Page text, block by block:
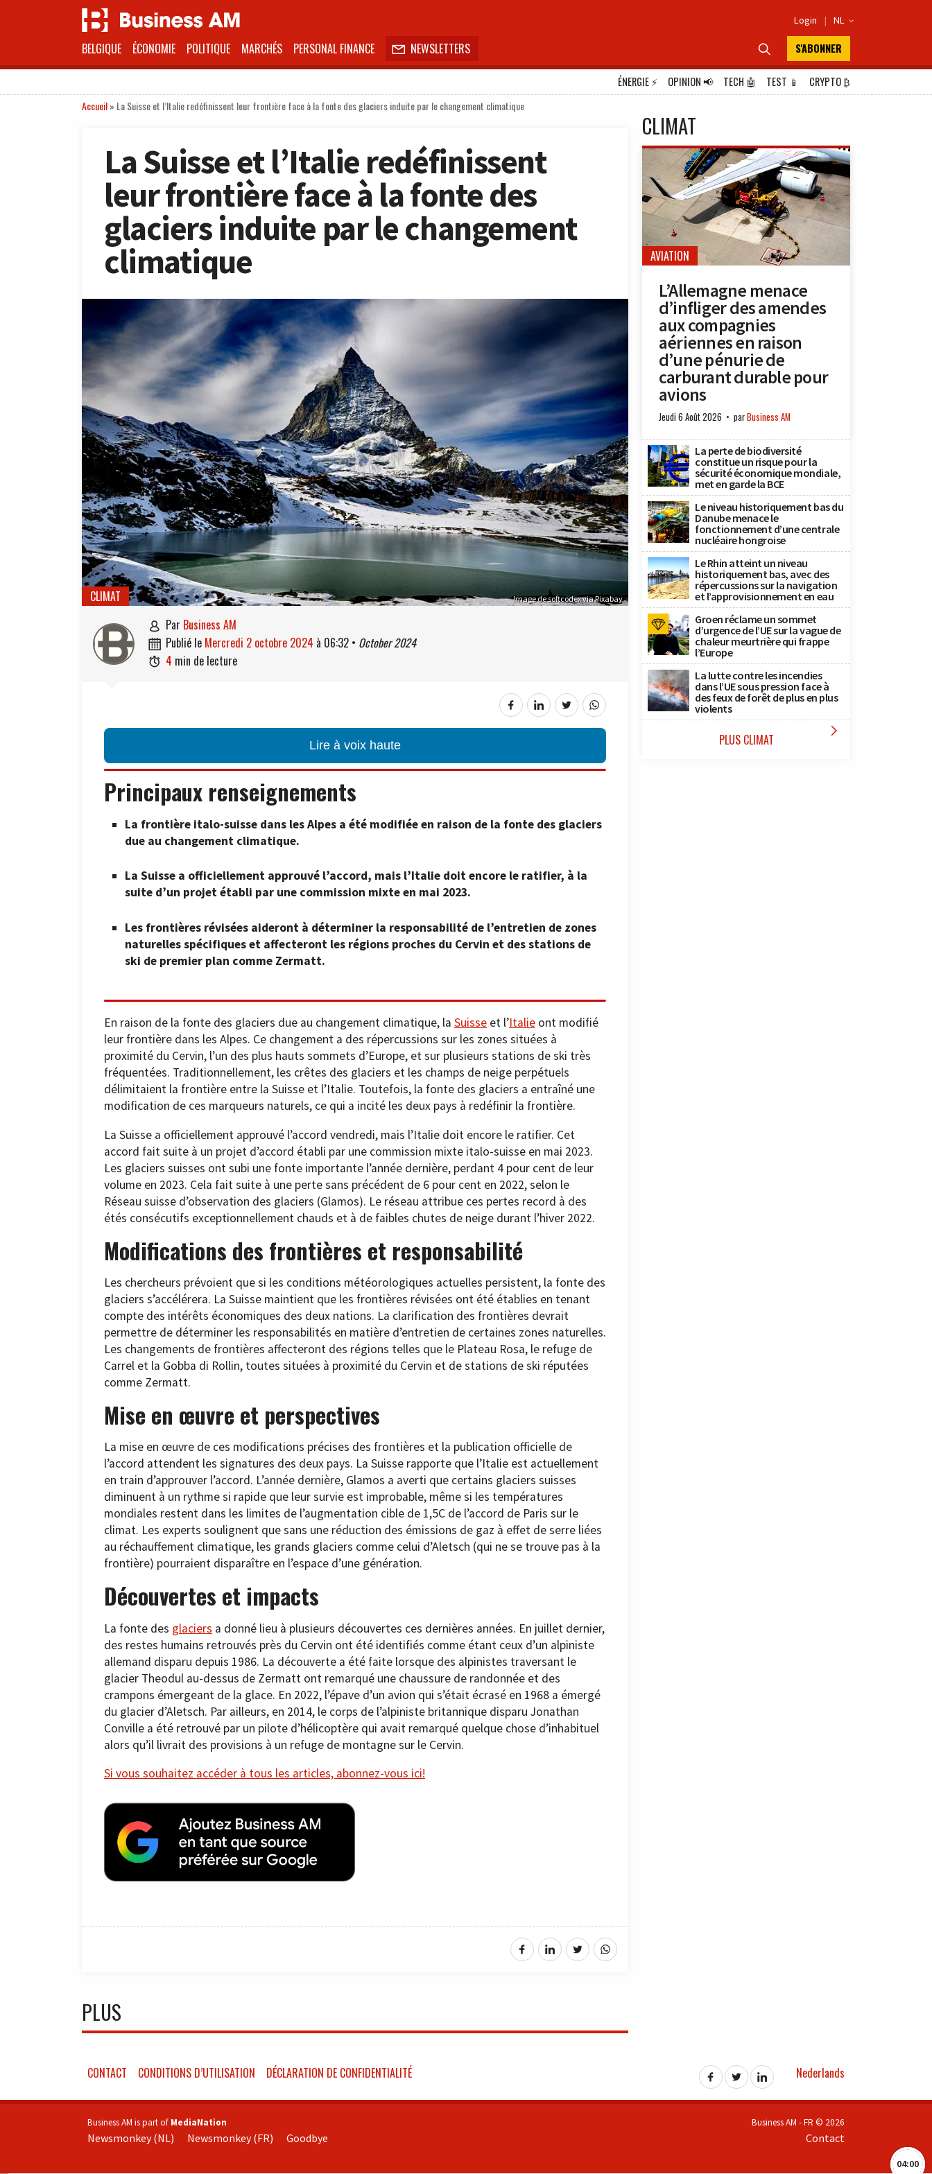
Login | NL 
BELGIQUE ÉCONOMIE POLITIQUE MARCHÉS PERSONAL FINANCE  NEWSLETTERS  S'ABONNER
ÉNERGIE⚡ OPINION📢 TECH 🤖 TEST 📱 CRYPTO₿
Accueil» La Suisse et l’Italie redéfinissent leur frontière face à la fonte des glaciers induite par le changement climatique
La Suisse et l’Italie redéfinissent
leur frontière face à la fonte des
glaciers induite par le changement
climatique
Image de softcodex via Pixabay
CLIMAT
 par Business AM
 publié le mercredi 2 octobre 2024 à 06:32 • October 2024
 4 min de lecture
Lire à voix haute
Principaux renseignements
La frontière italo-suisse dans les Alpes a été modifiée en raison de la fonte des glaciers
due au changement climatique.
La Suisse a officiellement approuvé l’accord, mais l’Italie doit encore le ratifier, à la
suite d’un projet établi par une commission mixte en mai 2023.
Les frontières révisées aideront à déterminer la responsabilité de l’entretien de zones
naturelles spécifiques et affecteront les régions proches du Cervin et des stations de
ski de premier plan comme Zermatt.
En raison de la fonte des glaciers due au changement climatique, la Suisse et l’Italie ont modifié
leur frontière dans les Alpes. Ce changement a des répercussions sur les zones situées à
proximité du Cervin, l’un des plus hauts sommets d’Europe, et sur plusieurs stations de ski très
fréquentées. Traditionnellement, les crêtes des glaciers et les champs de neige perpétuels
délimitaient la frontière entre la Suisse et l’Italie. Toutefois, la fonte des glaciers a entraîné une
modification de ces marqueurs naturels, ce qui a incité les deux pays à redéfinir la frontière.
La Suisse a officiellement approuvé l’accord vendredi, mais l’Italie doit encore le ratifier. Cet
accord fait suite à un projet d’accord établi par une commission mixte italo-suisse en mai 2023.
Les glaciers suisses ont subi une fonte importante l’année dernière, perdant 4 pour cent de leur
volume en 2023. Cela fait suite à une perte sans précédent de 6 pour cent en 2022, selon le
Réseau suisse d’observation des glaciers (Glamos). Le réseau attribue ces pertes record à des
étés consécutifs exceptionnellement chauds et à de faibles chutes de neige durant l’hiver 2022.
Modifications des frontières et responsabilité
Les chercheurs prévoient que si les conditions météorologiques actuelles persistent, la fonte des
glaciers s’accélérera. La Suisse maintient que les frontières révisées ont été établies en tenant
compte des intérêts économiques des deux nations. La clarification des frontières devrait
permettre de déterminer les responsabilités en matière d’entretien de certaines zones naturelles.
Les changements de frontières affecteront des régions telles que le Plateau Rosa, le refuge de
Carrel et la Gobba di Rollin, toutes situées à proximité du Cervin et de stations de ski réputées
comme Zermatt.
Mise en œuvre et perspectives
La mise en œuvre de ces modifications précises des frontières et la publication officielle de
l’accord attendent les signatures des deux pays. La Suisse rapporte que l’Italie est actuellement
en train d’approuver l’accord. L’année dernière, Glamos a averti que certains glaciers suisses
diminuent à un rythme si rapide que leur survie est improbable, même si les températures
mondiales restent dans les limites de l’augmentation cible de 1,5C de l’accord de Paris sur le
climat. Les experts soulignent que sans une réduction des émissions de gaz à effet de serre liées
au réchauffement climatique, les grands glaciers comme celui d’Aletsch (qui ne se trouve pas à la
frontière) pourraient disparaître en l’espace d’une génération.
Découvertes et impacts
La fonte des glaciers a donné lieu à plusieurs découvertes ces dernières années. En juillet dernier,
des restes humains retrouvés près du Cervin ont été identifiés comme étant ceux d’un alpiniste
allemand disparu depuis 1986. La découverte a été faite lorsque des alpinistes traversant le
glacier Theodul au-dessus de Zermatt ont remarqué une chaussure de randonnée et des
crampons émergeant de la glace. En 2022, l’épave d’un avion qui s’était écrasé en 1968 a émergé
du glacier d’Aletsch. Par ailleurs, en 2014, le corps de l’alpiniste britannique disparu Jonathan
Conville a été retrouvé par un pilote d’hélicoptère qui avait remarqué quelque chose d’inhabituel
alors qu’il livrait des provisions à un refuge de montagne sur le Cervin.
Si vous souhaitez accéder à tous les articles, abonnez-vous ici!
PLUS
CLIMAT
AVIATION
L’Allemagne menace
d’infliger des amendes
aux compagnies
aériennes en raison
d’une pénurie de
carburant durable pour
avions
Jeudi 6 Août 2026 parBusiness AM
La perte de biodiversité
constitue un risque pour la
sécurité économique mondiale,
met en garde la BCE
Le niveau historiquement bas du
Danube menace le
fonctionnement d’une centrale
nucléaire hongroise
Le Rhin atteint un niveau
historiquement bas, avec des
répercussions sur la navigation
et l’approvisionnement en eau
Groen réclame un sommet
d’urgence de l’UE sur la vague de
chaleur meurtrière qui frappe
l’Europe
La lutte contre les incendies
dans l’UE sous pression face à
des feux de forêt de plus en plus
violents
PLUS CLIMAT 
04:00
CONTACT CONDITIONS D’UTILISATION DÉCLARATION DE CONFIDENTIALITÉ Nederlands
Business AM is part of MediaNation
Newsmonkey (NL) Newsmonkey (FR) Goodbye
Business AM - FR © 2026
Contact